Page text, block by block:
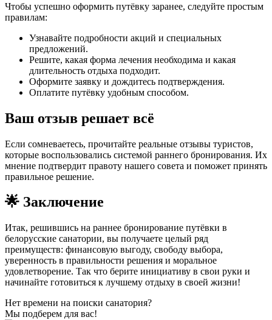
Чтобы успешно оформить путёвку заранее, следуйте простым
правилам:
Узнавайте подробности акций и специальных
предложений.
Решите, какая форма лечения необходима и какая
длительность отдыха подходит.
Оформите заявку и дождитесь подтверждения.
Оплатите путёвку удобным способом.
Ваш отзыв решает всё
Если сомневаетесь, прочитайте реальные отзывы туристов,
которые воспользовались системой раннего бронирования. Их
мнение подтвердит правоту нашего совета и поможет принять
правильное решение.
🌟 Заключение
Итак, решившись на раннее бронирование путёвки в
белорусские санатории, вы получаете целый ряд
преимуществ: финансовую выгоду, свободу выбора,
уверенность в правильности решения и моральное
удовлетворение. Так что берите инициативу в свои руки и
начинайте готовиться к лучшему отдыху в своей жизни!
Нет времени на поиски санатория?
Мы подберем для вас!